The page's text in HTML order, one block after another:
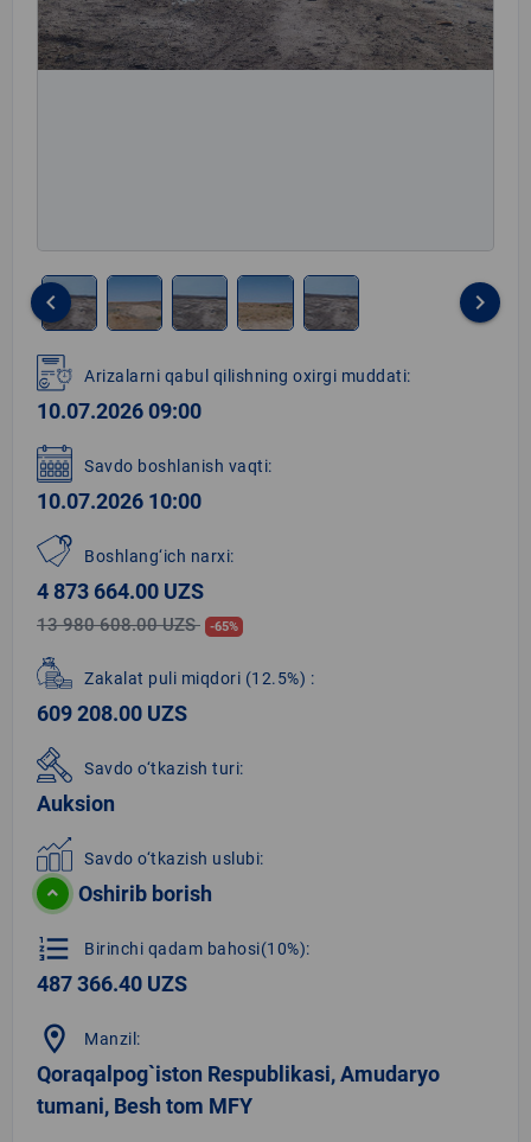
1
of
5
keyboard_arrow_left keyboard_arrow_right
Arizalarni qabul qilishning oxirgi muddati:
10.07.2026 09:00
Savdo boshlanish vaqti:
10.07.2026 10:00
Boshlang‘ich narxi:
4 873 664.00 UZS
13 980 608.00 UZS -65%
Zakalat puli miqdori (12.5%) :
609 208.00 UZS
Savdo o‘tkazish turi:
Auksion
Savdo o‘tkazish uslubi:
Oshirib borish
format_list_numbered Birinchi qadam bahosi(10%):
487 366.40 UZS
location_on Manzil:
Qoraqalpog`iston Respublikasi, Amudaryo
tumani, Besh tom MFY